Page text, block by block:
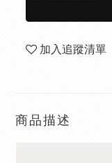
加入追蹤清單
商品描述